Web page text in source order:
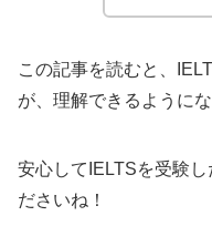
この記事を読むと、
が、理解できるようにな
安心してIELTSを受験
ださいね！